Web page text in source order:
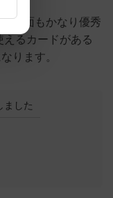
御面もかなり優秀
るカードがある
ります。
ました